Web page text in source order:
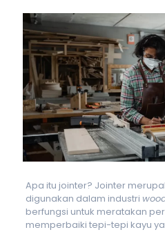
Apa itu jointer? Jointer
digunakan dalam industri
berfungsi untuk meratakan
memperbaiki tepi-tepi kayu